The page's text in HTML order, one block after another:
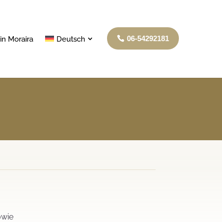
Moraira Deutsch 06-54292181